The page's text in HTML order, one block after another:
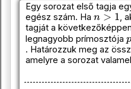
Egy sorozat első tagja
egész szám. Ha
n>1
,
tagját a
legnagyobb prímosztója
. Határozzuk meg az
amelyre a sorozat